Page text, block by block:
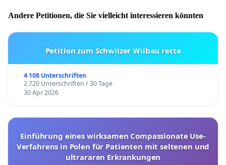
Andere Petitionen, die Sie vielleicht interessieren könnten
Petition zum Schwiizer Wiibau rette
4 108 Unterschriften
2 720 Unterschriften / 30 Tage
30 Apr 2026
Einführung eines wirksamen Compassionate Use-
Verfahrens in Polen für Patienten mit seltenen und
ultrararen Erkrankungen